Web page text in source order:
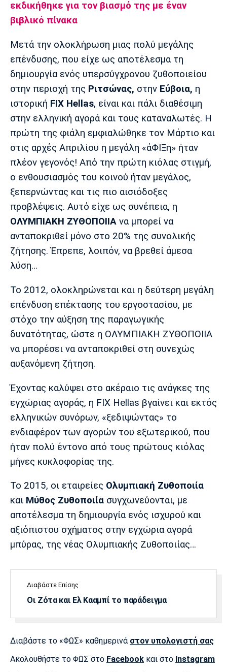
εκδικήθηκε για τον βιασμό της με έναν
βιβλικό πίνακα
Μετά την ολοκλήρωση μιας πολύ μεγάλης
επένδυσης, που είχε ως αποτέλεσμα τη
δημιουργία ενός υπερσύγχρονου ζυθοποιείου
στην περιοχή της Ριτσώνας, στην Εύβοια, η
ιστορική FIX Hellas, είναι και πάλι διαθέσιμη
στην ελληνική αγορά και τους καταναλωτές. Η
πρώτη της φιάλη εμφιαλώθηκε τον Μάρτιο και
στις αρχές Απριλίου η μεγάλη «άΦΙΞη» ήταν
πλέον γεγονός! Από την πρώτη κιόλας στιγμή,
ο ενθουσιασμός του κοινού ήταν μεγάλος,
ξεπερνώντας και τις πιο αισιόδοξες
προβλέψεις. Αυτό είχε ως συνέπεια, η
ΟΛΥΜΠΙΑΚΗ ΖΥΘΟΠΟΙΙΑ να μπορεί να
ανταποκριθεί μόνο στο 20% της συνολικής
ζήτησης. Έπρεπε, λοιπόν, να βρεθεί άμεσα
λύση…
Το 2012, ολοκληρώνεται και η δεύτερη μεγάλη
επένδυση επέκτασης του εργοστασίου, με
στόχο την αύξηση της παραγωγικής
δυνατότητας, ώστε η ΟΛΥΜΠΙΑΚΗ ΖΥΘΟΠΟΙΙΑ
να μπορέσει να ανταποκριθεί στη συνεχώς
αυξανόμενη ζήτηση.
Έχοντας καλύψει στο ακέραιο τις ανάγκες της
εγχώριας αγοράς, η FIX Hellas βγαίνει και εκτός
ελληνικών συνόρων, «ξεδιψώντας» το
ενδιαφέρον των αγορών του εξωτερικού, που
ήταν πολύ έντονο από τους πρώτους κιόλας
μήνες κυκλοφορίας της.
Το 2015, οι εταιρείες Ολυμπιακή Ζυθοποιία
και Μύθος Ζυθοποιία συγχωνεύονται, με
αποτέλεσμα τη δημιουργία ενός ισχυρού και
αξιόπιστου σχήματος στην εγχώρια αγορά
μπύρας, της νέας Ολυμπιακής Ζυθοποιίας…
Διαβάστε Επίσης
Οι Ζότα και Ελ Κααμπί το παράδειγμα
Διαβάστε το «ΦΩΣ» καθημερινά στον υπολογιστή σας
Ακολουθήστε το ΦΩΣ στο Facebook και στο Instagram